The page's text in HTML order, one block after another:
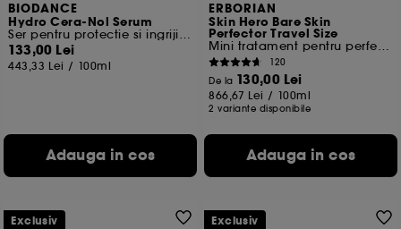
BIODANCE
Hydro Cera-Nol Serum
Ser pentru protectie si ingrijire intensa
133,00 Lei
443,33 Lei / 100ml
Adauga in cos
ERBORIAN
Skin Hero Bare Skin
Perfector Travel Size
Mini tratament pentru perfectionare
120
De la 130,00 Lei
866,67 Lei / 100ml
2 variante disponibile
Adauga in cos
Exclusiv Exclusiv